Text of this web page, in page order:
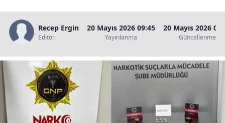
Elazığ
Erzincan
Erzurum
Gaziantep
Recep Ergin
Editör
20 Mayıs 2026 09:45
Yayınlanma
20 Mayıs 2026
Güncellenme